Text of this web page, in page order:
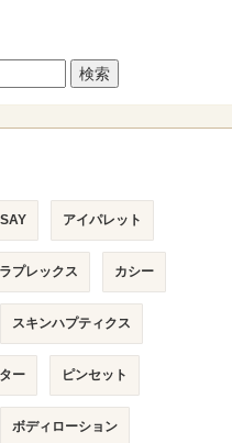
検索
アイパレット
プレックス カシー
スキンハプティクス
ー ピンセット
ボディローション